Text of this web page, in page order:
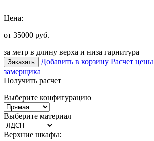
Цена:
от 35000 руб.
за метр в длину верха и низа гарнитура
Заказать Добавить в корзину Расчет цены
замерщика
Получить расчет
Выберите конфигурацию
Выберите материал
Верхние шкафы: